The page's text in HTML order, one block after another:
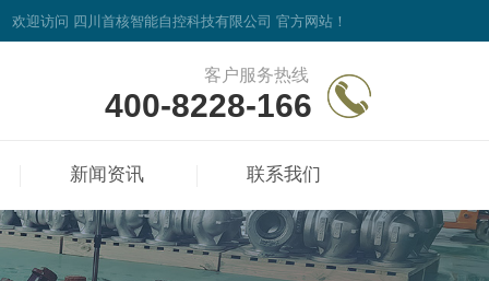
欢迎访问 四川首核智能自控科技有限公司 官方网站！
客户服务热线
400-8228-166
新闻资讯 联系我们